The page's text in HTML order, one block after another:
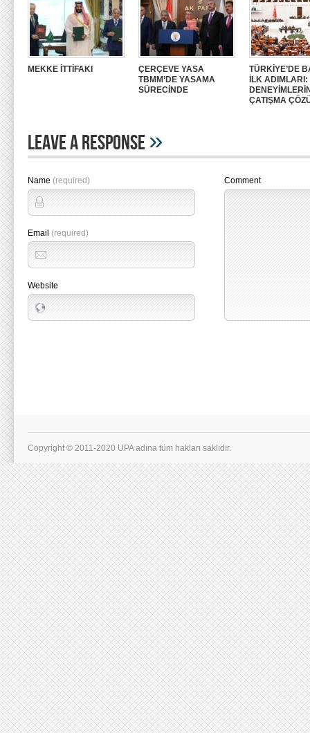
MEKKE İTTİFAKI
ÇERÇEVE YASA
TBMM’DE YASAMA
SÜRECİNDE
TÜRKİYE’DE
İLK
ÇATIŞMA
Leave A Response»
Name (required)
Email (required)
Website
Comment
Copyright © 2011-2020 UPA adına tüm hakları saklıdır.